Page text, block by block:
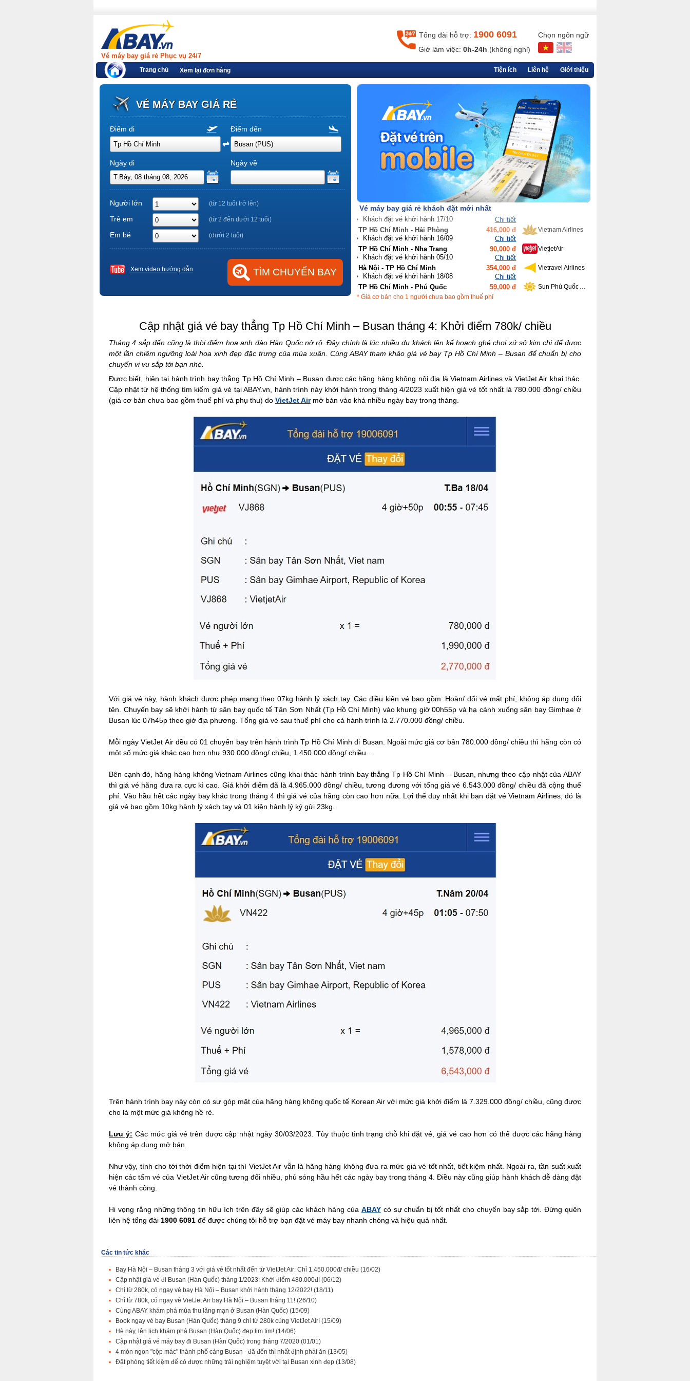
Vé máy bay giá rẻ Phục vụ 24/7
Tổng đài hỗ trợ: 1900 6091
Giờ làm việc: 0h-24h (không nghỉ)
Chọn ngôn ngữ
Trang chủ Xem lại đơn hàng Giới thiệu
Liên hệ
Tiện ích
VÉ MÁY BAY GIÁ RẺ
Điểm đi Điểm đến
Ngày đi Ngày về
Người lớn (từ 12 tuổi trở lên)
Trẻ em (từ 2 đến dưới 12 tuổi)
Em bé (dưới 2 tuổi)
Xem video hướng dẫn
Vé máy bay giá rẻ khách đặt mới nhất
TP Hồ Chí Minh - Hải Phòng 416,000 đ
Chi tiết
Vietnam Airlines
TP Hồ Chí Minh - Nha Trang 90,000 đ
Chi tiết
VietjetAir
Hà Nội - TP Hồ Chí Minh 354,000 đ
Chi tiết
Vietravel Airlines
TP Hồ Chí Minh - Phú Quốc 59,000 đ
Chi tiết
Sun Phú Quốc Airways
* Giá cơ bản cho 1 người chưa bao gồm thuế phí
Cập nhật giá vé bay thẳng Tp Hồ Chí Minh – Busan tháng 4: Khởi điểm 780k/ chiều
Tháng 4 sắp đến cũng là thời điểm hoa anh đào Hàn Quốc nở rộ. Đây chính là lúc nhiều du khách lên kế hoạch ghé chơi xứ sở kim chi để được
một lần chiêm ngưỡng loài hoa xinh đẹp đặc trưng của mùa xuân. Cùng ABAY tham khảo giá vé bay Tp Hồ Chí Minh – Busan để chuẩn bị cho
chuyến vi vu sắp tới bạn nhé.
Được biết, hiện tại hành trình bay thẳng Tp Hồ Chí Minh – Busan được các hãng hàng không nội địa là Vietnam Airlines và VietJet Air khai thác.
Cập nhật từ hệ thống tìm kiếm giá vé tại ABAY.vn, hành trình này khởi hành trong tháng 4/2023 xuất hiện giá vé tốt nhất là 780.000 đồng/ chiều
(giá cơ bản chưa bao gồm thuế phí và phụ thu) do VietJet Airmở bán vào khá nhiều ngày bay trong tháng.
Với giá vé này, hành khách được phép mang theo 07kg hành lý xách tay. Các điều kiện vé bao gồm: Hoàn/ đổi vé mất phí, không áp dụng đổi
tên. Chuyến bay sẽ khởi hành từ sân bay quốc tế Tân Sơn Nhất (Tp Hồ Chí Minh) vào khung giờ 00h55p và hạ cánh xuống sân bay Gimhae ở
Busan lúc 07h45p theo giờ địa phương. Tổng giá vé sau thuế phí cho cả hành trình là 2.770.000 đồng/ chiều.
Mỗi ngày VietJet Air đều có 01 chuyến bay trên hành trình Tp Hồ Chí Minh đi Busan. Ngoài mức giá cơ bản 780.000 đồng/ chiều thì hãng còn có
một số mức giá khác cao hơn như 930.000 đồng/ chiều, 1.450.000 đồng/ chiều…
Bên cạnh đó, hãng hàng không Vietnam Airlines cũng khai thác hành trình bay thẳng Tp Hồ Chí Minh – Busan, nhưng theo cập nhật của ABAY
thì giá vé hãng đưa ra cực kì cao. Giá khởi điểm đã là 4.965.000 đồng/ chiều, tương đương với tổng giá vé 6.543.000 đồng/ chiều đã cộng thuế
phí. Vào hầu hết các ngày bay khác trong tháng 4 thì giá vé của hãng còn cao hơn nữa. Lợi thế duy nhất khi bạn đặt vé Vietnam Airlines, đó là
giá vé bao gồm 10kg hành lý xách tay và 01 kiện hành lý ký gửi 23kg.
Trên hành trình bay này còn có sự góp mặt của hãng hàng không quốc tế Korean Air với mức giá khởi điểm là 7.329.000 đồng/ chiều, cũng được
cho là một mức giá không hề rẻ.
Lưu ý: Các mức giá vé trên được cập nhật ngày 30/03/2023. Tùy thuộc tình trạng chỗ khi đặt vé, giá vé cao hơn có thể được các hãng hàng
không áp dụng mở bán.
Như vậy, tính cho tới thời điểm hiện tại thì VietJet Air vẫn là hãng hàng không đưa ra mức giá vé tốt nhất, tiết kiệm nhất. Ngoài ra, tần suất xuất
hiện các tấm vé của VietJet Air cũng tương đối nhiều, phủ sóng hầu hết các ngày bay trong tháng 4. Điều này cũng giúp hành khách dễ dàng đặt
vé thành công.
Hi vọng rằng những thông tin hữu ích trên đây sẽ giúp các khách hàng của ABAYcó sự chuẩn bị tốt nhất cho chuyến bay sắp tới. Đừng quên
liên hệ tổng đài 1900 6091 để được chúng tôi hỗ trợ bạn đặt vé máy bay nhanh chóng và hiệu quả nhất.
Các tin tức khác
Bay Hà Nội – Busan tháng 3 với giá vé tốt nhất đến từ VietJet Air: Chỉ 1.450.000đ/ chiều (16/02)
Cập nhật giá vé đi Busan (Hàn Quốc) tháng 1/2023: Khởi điểm 480.000đ! (06/12)
Chỉ từ 280k, có ngay vé bay Hà Nội – Busan khởi hành tháng 12/2022! (18/11)
Chỉ từ 780k, có ngay vé VietJet Air bay Hà Nội – Busan tháng 11! (26/10)
Cùng ABAY khám phá mùa thu lãng mạn ở Busan (Hàn Quốc) (15/09)
Book ngay vé bay Busan (Hàn Quốc) tháng 9 chỉ từ 280k cùng VietJet Air! (15/09)
Hè này, lên lịch khám phá Busan (Hàn Quốc) đẹp lịm tim! (14/06)
Cập nhật giá vé máy bay đi Busan (Hàn Quốc) trong tháng 7/2020 (01/01)
4 món ngon "cộp mác" thành phố cảng Busan - đã đến thì nhất định phải ăn (13/05)
Đặt phòng tiết kiệm để có được những trải nghiệm tuyệt vời tại Busan xinh đẹp (13/08)